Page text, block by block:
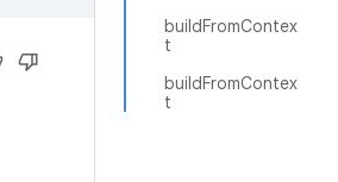
buildFromContex
t
buildFromContex
t